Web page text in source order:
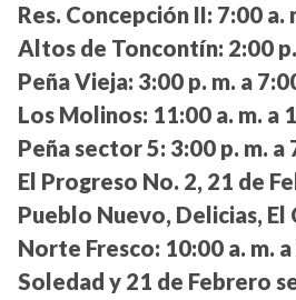
Res. Concepción II: 7:00 a.
Altos de Toncontín: 2:00
Peña Vieja: 3:00 p. m. a
Los Molinos: 11:00 a. m. a
Peña sector 5: 3:00 p. m. a
El Progreso No. 2, 21 de
Pueblo Nuevo, Delicias, El
Norte Fresco: 10:00 a. m.
Soledad y 21 de Febrero